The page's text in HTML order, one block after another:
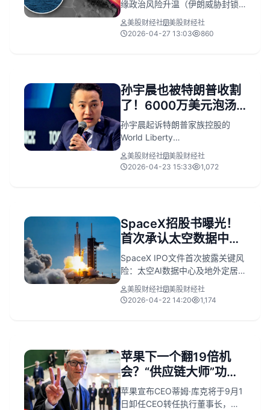
缘政治风险升温（伊朗威胁封锁
霍尔木兹海峡推高油价）、科技
“七巨头”密集发布财报
预期政策转向渐明。尽管油价上
涨、通胀压力隐现，但美股科技
认为市场对和平协议持乐观预
期，科技盈利韧性正成为抗风险
核心逻辑。
美股财经社 美股财经社
2026-04-27 13:03
860
孙宇晨也被特朗普收割
了！6000万美元泡汤
后发帖维权，反遭嘲讽
“装可怜”
孙宇晨起诉特朗普家族控股的
World Liberty
Financial（WLFI），指控其未经
披露即冻结其价值约6000万美元
炒作；双方在社交媒体激烈互
撕，事件折射加密项目治理黑
任危机。
美股财经社 美股财经社
2026-04-23 15:33
1,072
SpaceX招股书曝光！
首次承认太空数据中心
不现实，全靠星链输血
减亏
SpaceX IPO文件首次披露关键风
险：太空AI数据中心及地外定居
点尚无商业可行性，技术未经验
证；星链业务成唯一盈利支柱，
克控制权，其年薪仅5.4万美元但
将获巨额股权激励。
美股财经社 美股财经社
2026-04-22 14:20
1,174
苹果下一个翻19倍机
会？“供应链大师”功成
身退，“硬件极客”直面
七大挑战
苹果宣布CEO蒂姆·库克将于9月1
日卸任CEO转任执行董事长，由